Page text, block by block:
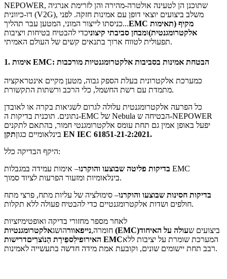
NEPOWER, שתוכנן הן לטעינה אולטרה-מהירה והן לזרימת אנרגיה
דו-כיוונית (V2G), משלב ביצועים יוצאי דופן עם אמינות חזקה. לפני
כניסתו לייצור המוני, המטען עבר תהליך...EMC מקיף (תאימות
אלקטרומגנטית)ומבחן סביבתי קיצוניכדי להבטיח בטיחות ויציבות
תפעולית לטווח ארוך בתנאים קשים של העולם האמיתי.
1. אימות EMC: הבטחת אמינות בסביבות אלקטרומגנטיות מורכבות
כמערכת אלקטרונית בעלת הספק גבוה, מטען מקיים אינטראקציה
מתמדת עם רשת החשמל, כלי הרכב ורשתות התקשורת.
כל הפרעה אלקטרומגנטית עלולה לגרום לשגיאות בקרה או לאובדן
נתונים. תוכנית בדיקות ה-EMC של Nebula הבטיחה ש-NEPOWER
יפעל באופן אמין גם תחת עומס אלקטרומגנטי חמור, בהתאם לתקנים
בינלאומיים כגון תקן EN IEC 61851-21-2:2021.
היקף הבדיקה כלל:
בדיקות פליטה שבוצעו והוקרנו– אימות עמידה במגבלות EMC
בינלאומיות ומזעור הפרעות לציוד סמוך.
בדיקות חסינות שבוצעו והוקרנו– סימולציה של עליות מתח, פרצי מתח
חולפים ושדות אלקטרומגנטיים כדי להבטיח פעולה ללא תקלות.
לאחר מספר מחזורי בדיקה ואופטימיזציות
חומרה,נייפאוורהושג אלקטרומגנטיות (EMC) ביצועים שעולה על האיחוד
האירופילִספִירַת הַנוֹצרִים דרישות EMCהמערכת שומרת על יציבות ללא
רבב תחת יישומים שונים, וקובעת אמת מידה חדשה בתעשייה לאמינות.